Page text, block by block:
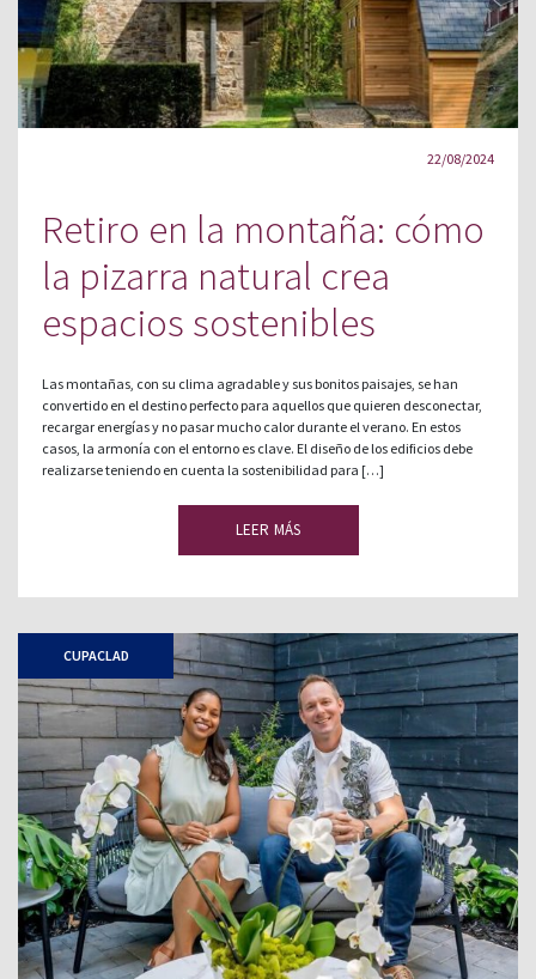
22/08/2024
Retiro en la montaña: cómo
la pizarra natural crea
espacios sostenibles
Las montañas, con su clima agradable y sus bonitos paisajes, se han
convertido en el destino perfecto para aquellos que quieren desconectar,
recargar energías y no pasar mucho calor durante el verano. En estos
casos, la armonía con el entorno es clave. El diseño de los edificios debe
realizarse teniendo en cuenta la sostenibilidad para […]
LEER MÁS
CUPACLAD